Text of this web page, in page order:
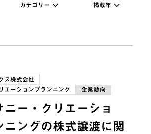
ス株式会社
エーションプランニング
企業動向
ニー・クリエーショ
ニングの株式譲渡に関
カテゴリー 掲載年